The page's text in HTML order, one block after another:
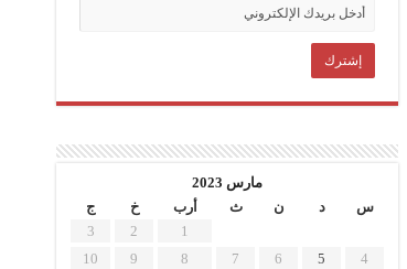
مارس 2023
س
د ن ث أرب خ
ج
1
2
3
4
5
6
7
8
9
10